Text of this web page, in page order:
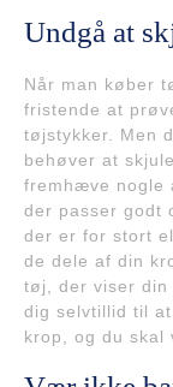
Undgå at
Når man køber
fristende at
tøjstykker. Men
behøver at
fremhæve nogle
der passer godt
der er for stort
de dele af din
tøj, der viser din
dig selvtillid til
krop, og du skal